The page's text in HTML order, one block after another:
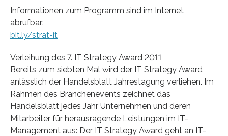
Informationen zum Programm sind im Internet
abrufbar:
bit.ly/strat-it
Verleihung des 7. IT Strategy Award 2011
Bereits zum siebten Mal wird der IT Strategy Award
anlässlich der Handelsblatt Jahrestagung verliehen. Im
Rahmen des Branchenevents zeichnet das
Handelsblatt jedes Jahr Unternehmen und deren
Mitarbeiter für herausragende Leistungen im IT-
Management aus: Der IT Strategy Award geht an IT-